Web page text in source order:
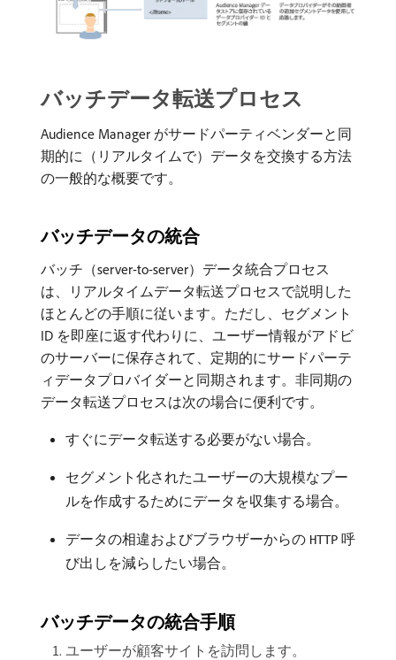
バッチデータ転送プロセス
Audience Manager がサードパーティベンダーと同
期的に（リアルタイムで）データを交換する方法
の一般的な概要です。
バッチデータの統合
バッチ（server-to-server）データ統合プロセス
は、リアルタイムデータ転送プロセスで説明した
ほとんどの手順に従います。ただし、セグメント
ID を即座に返す代わりに、ユーザー情報がアドビ
のサーバーに保存されて、定期的にサードパーテ
ィデータプロバイダーと同期されます。非同期の
データ転送プロセスは次の場合に便利です。
すぐにデータ転送する必要がない場合。
セグメント化されたユーザーの大規模なプー
ルを作成するためにデータを収集する場合。
データの相違およびブラウザーからの HTTP 呼
び出しを減らしたい場合。
バッチデータの統合手順
ユーザーが顧客サイトを訪問します。